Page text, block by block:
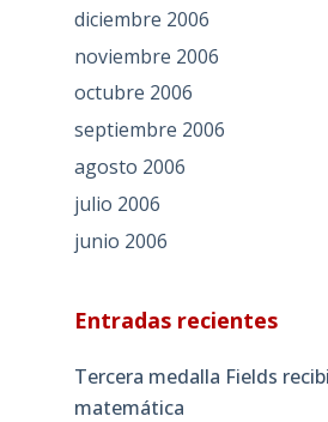
diciembre 2006
noviembre 2006
octubre 2006
septiembre 2006
agosto 2006
julio 2006
junio 2006
Entradas recientes
Tercera medalla Fields
matemática